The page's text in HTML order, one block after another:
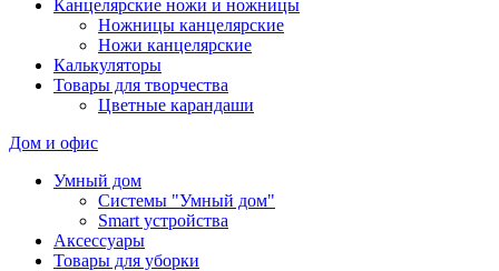
Канцелярские ножи и ножницы
Ножницы канцелярские
Ножи канцелярские
Калькуляторы
Товары для творчества
Цветные карандаши
Дом и офис
Умный дом
Системы "Умный дом"
Smart устройства
Аксессуары
Товары для уборки